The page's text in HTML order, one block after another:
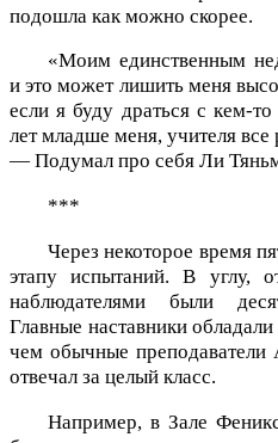
подошла как можно скорее.
«Моим единственным
и это может лишить меня
если я буду драться с кем-
лет младше меня, учителя все
— Подумал про себя Ли
***
Через некоторое время
этапу испытаний. В углу,
наблюдателями были
Главные наставники
чем обычные
отвечал за целый класс.
Например, в Зале